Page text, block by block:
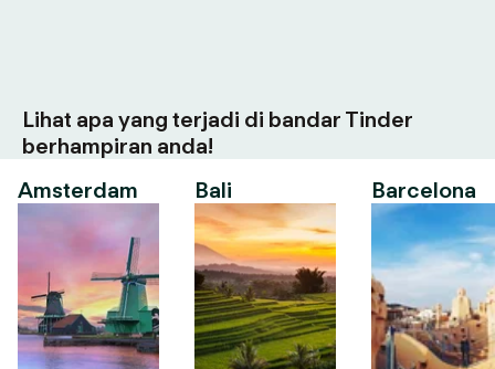
Lihat apa yang terjadi di bandar Tinder
berhampiran anda!
Amsterdam
Bali Barcelona